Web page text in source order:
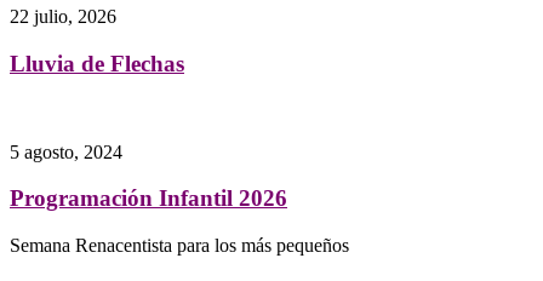
22 julio, 2026
Lluvia de Flechas
5 agosto, 2024
Programación Infantil 2026
Semana Renacentista para los más pequeños